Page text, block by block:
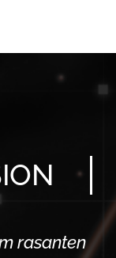
rasanten